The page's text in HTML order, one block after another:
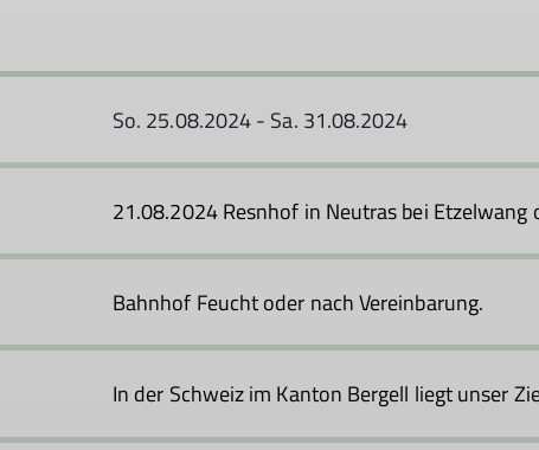
So. 25.08.2024 - Sa. 31.08.2024
21.08.2024 Resnhof in Neutras bei Etzelwang
Bahnhof Feucht oder nach Vereinbarung.
In der Schweiz im Kanton Bergell liegt unser